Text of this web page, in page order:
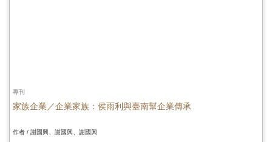
專刊
家族企業／企業家族：侯雨利與臺南幫企業傳承
作者 / 謝國興、謝國興、謝國興